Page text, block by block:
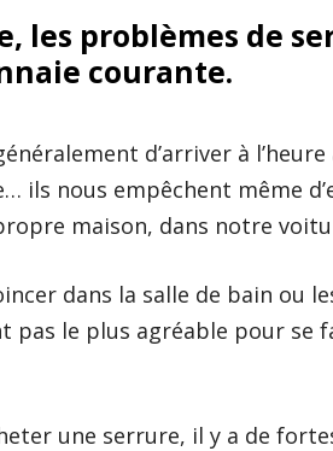
les problèmes de
courante.
d’arriver à
ils nous empêchent même
maison, dans notre
dans la salle de bain ou
pas le plus agréable pour se
une serrure, il y a de